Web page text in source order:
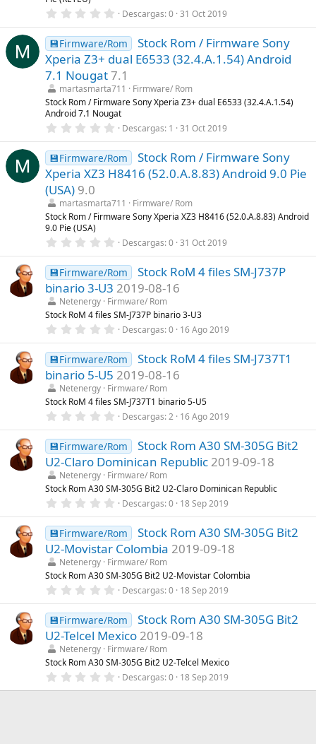
s
)
0
0
0
e
s
t
r
e
l
l
a
s
)
Descargas 0 31 Oct 2019
💾Firmware/Rom
Stock Rom / Firmware Sony
Xperia Z3+ dual E6533 (32.4.A.1.54) Android
7.1 Nougat7.1
martasmarta711
Firmware/ Rom
Stock Rom / Firmware Sony Xperia Z3+ dual E6533 (32.4.A.1.54)
Android 7.1 Nougat
0
0
0
e
s
e
l
s
)
Descargas 1 31 Oct 2019
💾Firmware/Rom
Stock Rom / Firmware Sony
Xperia XZ3 H8416 (52.0.A.8.83) Android 9.0 Pie
(USA) 9.0
martasmarta711
Firmware/ Rom
Stock Rom / Firmware Sony Xperia XZ3 H8416 (52.0.A.8.83) Android
9.0 Pie (USA)
0
0
0
e
s
t
r
e
l
a
(
s
)
Descargas 0 31 Oct 2019
💾Firmware/Rom
Stock RoM 4 files SM-J737P
binario 3-U3 2019-08-16
Netenergy Firmware/ Rom
Stock RoM 4 files SM-J737P binario 3-U3
0
0
0
e
s
t
r
e
l
a
(
s
)
Descargas 0 16 Ago 2019
💾Firmware/Rom
Stock RoM 4 files SM-J737T1
binario 5-U5 2019-08-16
Netenergy Firmware/ Rom
Stock RoM 4 files SM-J737T1 binario 5-U5
0
0
0
e
s
t
r
e
l
a
(
s
)
Descargas 2 16 Ago 2019
💾Firmware/Rom
Stock Rom A30 SM-305G Bit2
U2-Claro Dominican Republic 2019-09-18
Netenergy Firmware/ Rom
Stock Rom A30 SM-305G Bit2 U2-Claro Dominican Republic
0
0
0
e
s
t
r
e
l
a
(
s
)
Descargas 0 18 Sep 2019
💾Firmware/Rom
Stock Rom A30 SM-305G Bit2
U2-Movistar Colombia 2019-09-18
Netenergy Firmware/ Rom
Stock Rom A30 SM-305G Bit2 U2-Movistar Colombia
0
0
0
e
s
t
r
e
l
Descargas 0 18 Sep 2019
💾Firmware/Rom
Stock Rom A30 SM-305G Bit2
U2-Telcel Mexico 2019-09-18
Netenergy Firmware/ Rom
Stock Rom A30 SM-305G Bit2 U2-Telcel Mexico
0
0
Descargas 0 18 Sep 2019